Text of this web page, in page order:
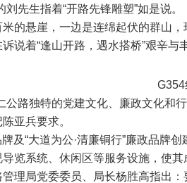
先生指着“开路先锋雕塑”如是说。
的悬崖，一边是连绵起伏的群山
说着“逢山开路，遇水搭桥”艰辛与
路独特的党建文化、廉政文化和
亚兵要求。
牌及“大道为公·清廉铜行”廉政品
览系统、休闲区等服务设施，使
理局党委委员、局长杨胜高指出